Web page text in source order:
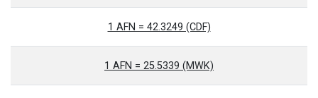
1 AFN = 42.3249 (CDF)
1 AFN = 25.5339 (MWK)